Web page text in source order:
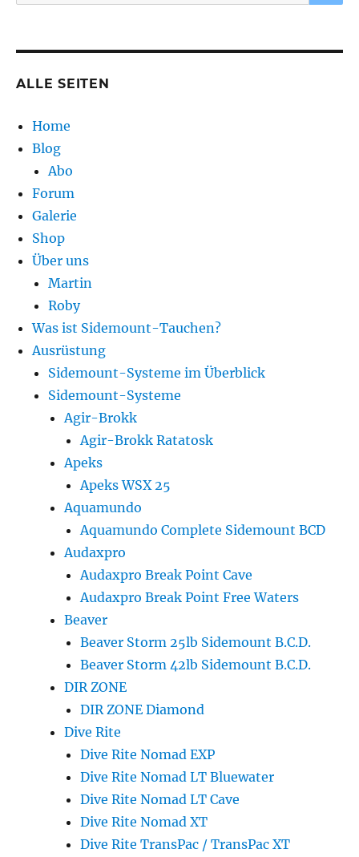
nach:
ALLE SEITEN
Home
Blog
Abo
Forum
Galerie
Shop
Über uns
Martin
Roby
Was ist Sidemount-Tauchen?
Ausrüstung
Sidemount-Systeme im Überblick
Sidemount-Systeme
Agir-Brokk
Agir-Brokk Ratatosk
Apeks
Apeks WSX 25
Aquamundo
Aquamundo Complete Sidemount BCD
Audaxpro
Audaxpro Break Point Cave
Audaxpro Break Point Free Waters
Beaver
Beaver Storm 25lb Sidemount B.C.D.
Beaver Storm 42lb Sidemount B.C.D.
DIR ZONE
DIR ZONE Diamond
Dive Rite
Dive Rite Nomad EXP
Dive Rite Nomad LT Bluewater
Dive Rite Nomad LT Cave
Dive Rite Nomad XT
Dive Rite TransPac / TransPac XT